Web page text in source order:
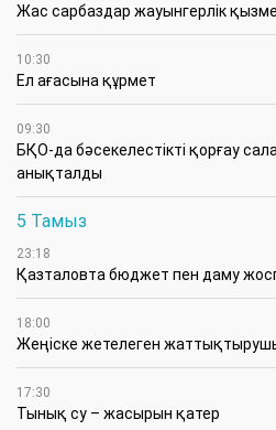
Жас сарбаздар жауынгерлік
10:30
Ел ағасына құрмет
09:30
БҚО-да бәсекелестікті қорғау
анықталды
5 Тамыз
23:18
Қазталовта бюджет пен даму
18:00
Жеңіске жетелеген
17:30
Тынық су – жасырын қатер